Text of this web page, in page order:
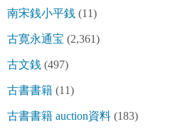
南宋銭小平銭 (11)
古寛永通宝 (2,361)
古文銭 (497)
古書書籍 (11)
古書書籍 auction資料 (183)